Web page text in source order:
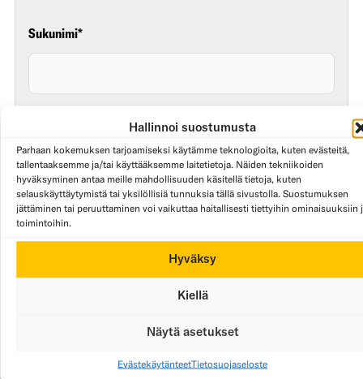
Hallinnoi suostumusta
Parhaan kokemuksen tarjoamiseksi käytämme teknologioita, kuten evästeitä,
tallentaaksemme ja/tai käyttääksemme laitetietoja. Näiden tekniikoiden
hyväksyminen antaa meille mahdollisuuden käsitellä tietoja, kuten
selauskäyttäytymistä tai yksilöllisiä tunnuksia tällä sivustolla. Suostumuksen
jättäminen tai peruuttaminen voi vaikuttaa haitallisesti tiettyihin ominaisuuksiin
toimintoihin.
Hyväksy
Kiellä
Näytä asetukset
EvästekäytänteetTietosuojaseloste
Sukunimi*
Sähköpostiosoitteesi*
Puhelinnumerosi